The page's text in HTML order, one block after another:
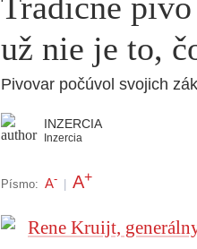
už nie je to,
Pivovar počúvol svojich
INZERCIA
Inzercia
Písmo: A- A+